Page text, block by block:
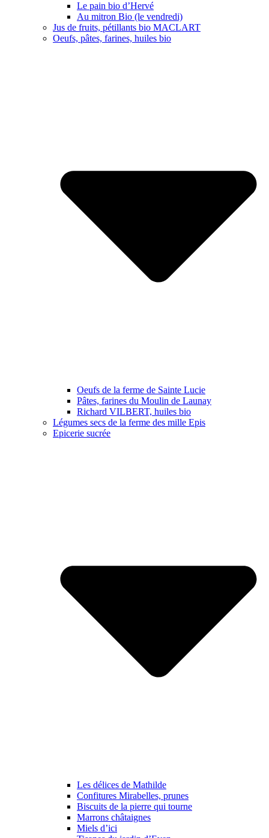
Le pain bio d’Hervé
Au mitron Bio (le vendredi)
Jus de fruits, pétillants bio MACLART
Oeufs, pâtes, farines, huiles bio
Oeufs de la ferme de Sainte Lucie
Pâtes, farines du Moulin de Launay
Richard VILBERT, huiles bio
Légumes secs de la ferme des mille Epis
Epicerie sucrée
Les délices de Mathilde
Confitures Mirabelles, prunes
Biscuits de la pierre qui tourne
Marrons châtaignes
Miels d’ici